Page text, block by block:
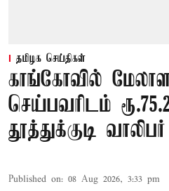
தமிழக செய்திகள்
காங்கோவில்
செய்பவரிடம்
தூத்துக்குடி
Published on: 08 Aug 2026, 3:33 pm